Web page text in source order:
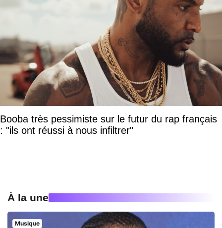
Booba très pessimiste sur le futur du rap français
: "ils ont réussi à nous infiltrer"
À la une
Musique